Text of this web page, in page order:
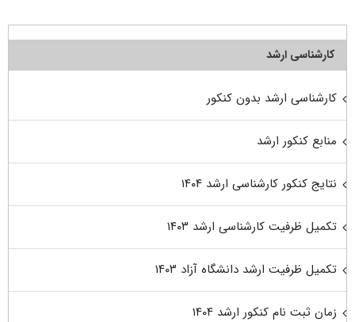
کارشناسی ارشد
کارشناسی ارشد بدون کنکور
منابع کنکور ارشد
نتایج کنکور کارشناسی ارشد ۱۴۰۴
تکمیل ظرفیت کارشناسی ارشد ۱۴۰۳
تکمیل ظرفیت ارشد دانشگاه آزاد ۱۴۰۳
زمان ثبت نام کنکور ارشد ۱۴۰۴